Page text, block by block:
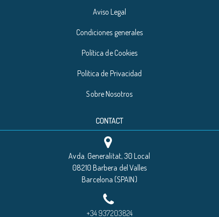
Aviso Legal
Condiciones generales
Política de Cookies
Política de Privacidad
Sobre Nosotros
CONTACT
Avda. Generalitat, 30 Local
08210 Barbera del Valles
Barcelona (SPAIN)
+34 937203824